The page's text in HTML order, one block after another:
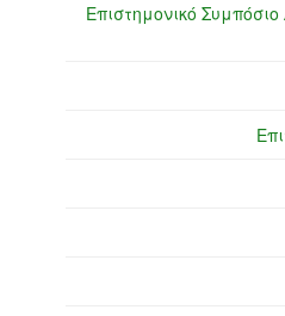
Επιστημονικό